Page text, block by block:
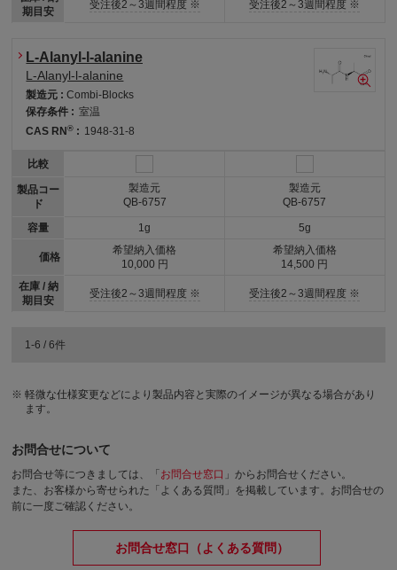
期目安
受注後2～3週間程度 ※ 受注後2～3週間程度 ※
L-Alanyl-l-alanine
L-Alanyl-l-alanine
製造元 :Combi-Blocks
保存条件 : 室温
CAS RN® : 1948-31-8
比較
製品コー
ド
容量
価格
在庫 / 納
期目安
製造元
QB-6757
1g
希望納入価格
10,000 円
受注後2～3週間程度 ※
製造元
QB-6757
5g
希望納入価格
14,500 円
受注後2～3週間程度 ※
1-6 / 6件
軽微な仕様変更などにより製品内容と実際のイメージが異なる場合があり
ます。
お問合せについて
お問合せ等につきましては、「 お問合せ窓口 」からお問合せください。
また、お客様から寄せられた「よくある質問」を掲載しています。お問合せの
前に一度ご確認ください。
お問合せ窓口（よくある質問）